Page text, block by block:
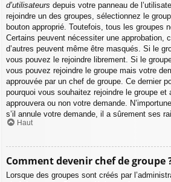
d’utilisateurs depuis votre panneau de
rejoindre un des groupes, sélectionnez le
bouton approprié. Toutefois, tous les groupes
Certains peuvent nécessiter une approbation,
d’autres peuvent même être masqués. Si le
vous pouvez le rejoindre librement. Si le
vous pouvez rejoindre le groupe mais votre
approuvée par un chef de groupe. Ce dernier
pourquoi vous souhaitez rejoindre le groupe et
approuvera ou non votre demande.
s’il annule votre demande, il a sûrement ses
Haut
Comment devenir chef de groupe
Lorsque des groupes sont créés par